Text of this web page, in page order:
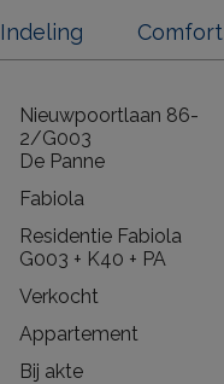
Indeling Comfort
Nieuwpoortlaan 86-
2/G003
De Panne
Fabiola
Residentie Fabiola
G003 + K40 + PA
Verkocht
Appartement
Bij akte